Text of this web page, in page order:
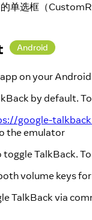
单选框（
Android
on your
by default.
google-
the emulator
TalkBack.
volume keys
TalkBack via